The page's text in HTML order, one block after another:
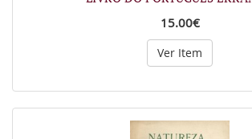
15.00€
Ver Item